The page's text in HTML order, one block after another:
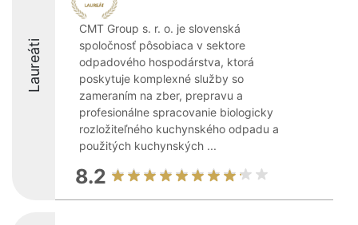
Laureáti
CMT Group s. r. o. je slovenská
spoločnosť pôsobiaca v sektore
odpadového hospodárstva, ktorá
poskytuje komplexné služby so
zameraním na zber, prepravu a
profesionálne spracovanie biologicky
rozložiteľného kuchynského odpadu a
použitých kuchynských ...
8.2